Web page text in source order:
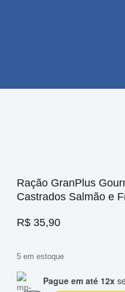
Ração GranPlus
Castrados Salmão e
R$ 35,90
5 em estoque
Pague em até 12x